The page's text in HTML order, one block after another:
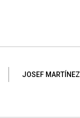
JOSEF MARTÍNEZ